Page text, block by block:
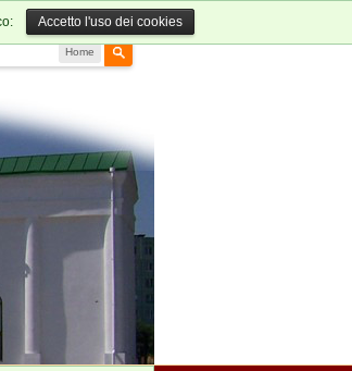
Home
Accetto l'uso dei cookies